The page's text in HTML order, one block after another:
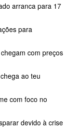
arranca para 17
para
com preços
ao teu
com foco no
devido à crise